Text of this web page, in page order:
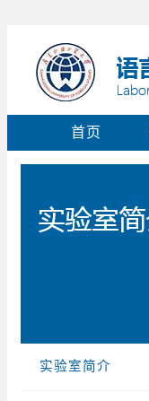
首页
实验室简介